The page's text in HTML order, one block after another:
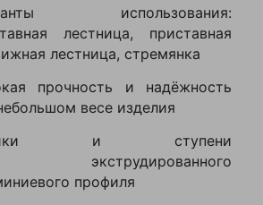
использования:
лестница, приставная
лестница, стремянка
прочность и надёжность
весе изделия
и ступени
профиля
внимание
как легко и
приятный на
никаких